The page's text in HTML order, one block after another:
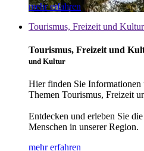
mehr erfahren
Tourismus, Freizeit und Kultur
Tourismus, Freizeit und
und Kultur
Hier finden Sie
Themen Tourismus, Freizeit
Entdecken und erleben Sie
Menschen in unserer Region.
mehr erfahren